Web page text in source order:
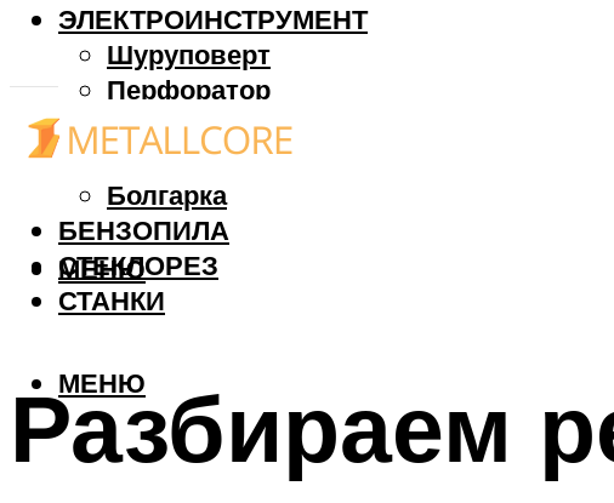
ЭЛЕКТРОИНСТРУМЕНТ
Шуруповерт
Перфоратор
Дрель
Фрезер
Болгарка
БЕНЗОПИЛА
СТЕКЛОРЕЗ
СТАНКИ
МЕНЮ
МЕНЮ
Разбираем